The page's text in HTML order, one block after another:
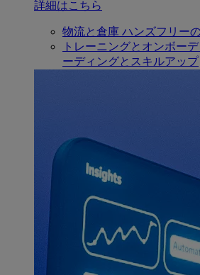
詳細はこちら
物流と倉庫 ハンズフリー
トレーニングとオンボー
ーディングとスキルアップ